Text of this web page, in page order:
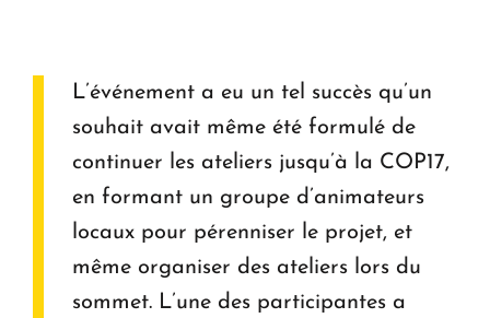
L’événement a eu un tel succès qu’un
souhait avait même été formulé de
continuer les ateliers jusqu’à la COP17,
en formant un groupe d’animateurs
locaux pour pérenniser le projet, et
même organiser des ateliers lors du
sommet. L’une des participantes a